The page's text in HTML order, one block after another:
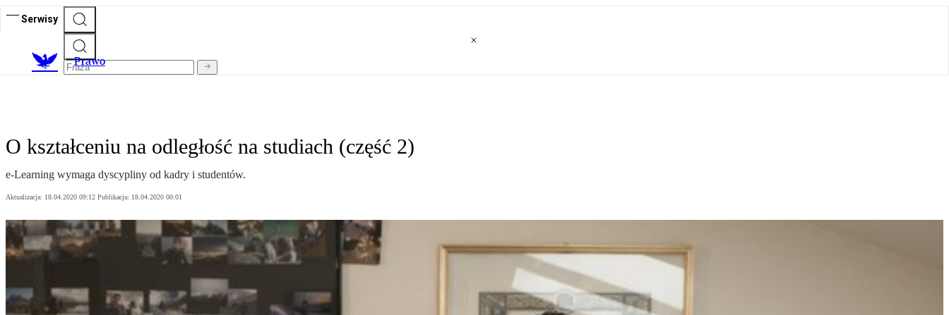
Serwisy
Prawo
O kształceniu na odległość na studiach (część 2)
e-Learning wymaga dyscypliny od kadry i studentów.
Aktualizacja: 18.04.2020 09:12 Publikacja: 18.04.2020 00:01